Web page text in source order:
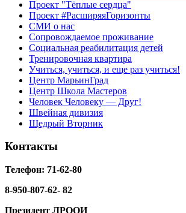
Проект "Тёплые сердца"
Проект #РасширяяГоризонты
СМИ о нас
Сопровождаемое проживание
Социальная реабилитация детей
Тренировочная квартира
Учиться, учиться, и еще раз учиться!
Центр МарьинГрад
Центр Школа Мастеров
Человек Человеку — Друг!
Швейная дивизия
Щедрый Вторник
Контакты
Телефон: 71-62-80
8-950-807-62- 82
Президент ЛРООИ